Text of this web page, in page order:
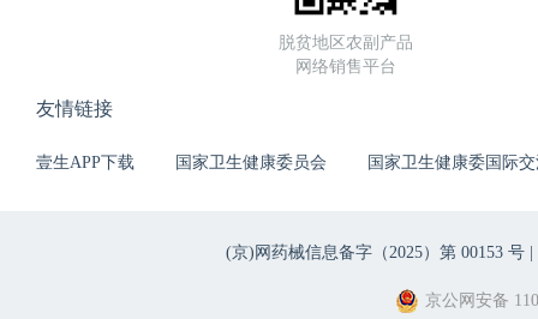
脱贫地区农副产品
网络销售平台
友情链接
壹生APP下载 国家卫生健康委员会 国家卫生健康委国际
(京)网药械信息备字（2025）第 00153 号 |
京公网安备